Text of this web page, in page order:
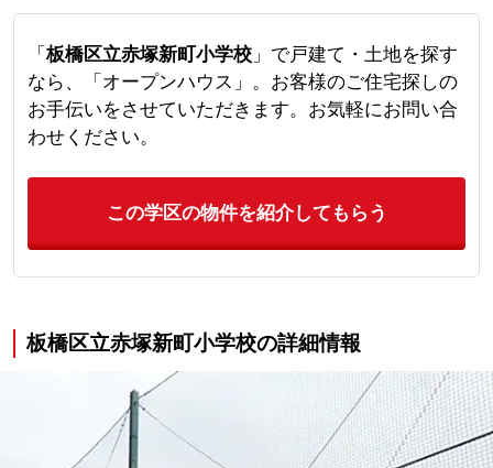
「 板橋区立赤塚新町小学校」で戸建て・土地を探す
なら、「オープンハウス」。お客様のご住宅探しの
お手伝いをさせていただきます。お気軽にお問い合
わせください。
この学区の物件を紹介してもらう
板橋区立赤塚新町小学校の詳細情報